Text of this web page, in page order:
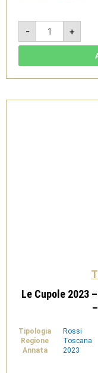
-
Sancaba
Pinot
Nero
2021
-
Trinoro
+
Le Cupole 2023
Tipologia
Rossi
Regione
Toscana
Annata
2023